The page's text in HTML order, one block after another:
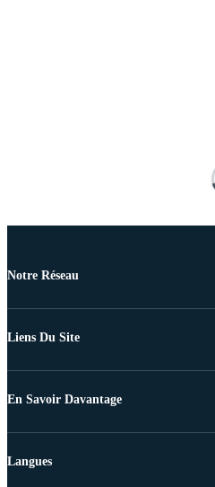
Notre Réseau
Liens Du Site
En Savoir Davantage
Langues